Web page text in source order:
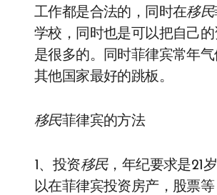
工作都是合法的，同时在移民
学校，同时也是可以把自己
是很多的。同时菲律宾常年
其他国家最好的跳板。
移民菲律宾的方法
1、投资移民，年纪要求是21
以在菲律宾投资房产，股票等